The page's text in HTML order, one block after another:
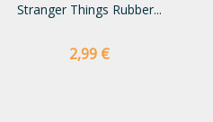
Stranger Things Rubber...
Preço
2,99 €